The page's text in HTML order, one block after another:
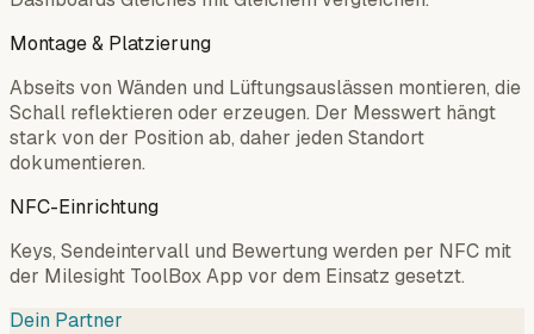
Montage & Platzierung
Abseits von Wänden und Lüftungsauslässen montieren, die
Schall reflektieren oder erzeugen. Der Messwert hängt
stark von der Position ab, daher jeden Standort
dokumentieren.
NFC-Einrichtung
Keys, Sendeintervall und Bewertung werden per NFC mit
der Milesight ToolBox App vor dem Einsatz gesetzt.
Dein Partner